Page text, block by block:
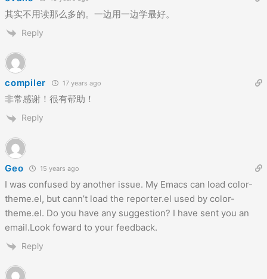
其实不用读那么多的。一边用一边学最好。
Reply
compiler 17 years ago
非常感谢！很有帮助！
Reply
Geo 15 years ago
I was confused by another issue. My Emacs can load color-
theme.el, but cann’t load the reporter.el used by color-
theme.el. Do you have any suggestion? I have sent you an
email.Look foward to your feedback.
Reply